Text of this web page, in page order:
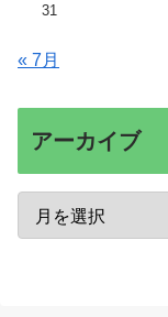
31
« 7月
アーカイブ